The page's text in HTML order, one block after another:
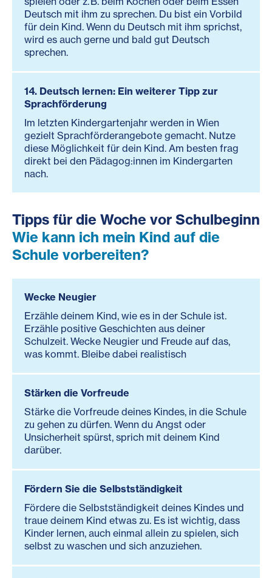
Deutsch mit ihm zu sprechen. Du bist ein Vorbild
für dein Kind. Wenn du Deutsch mit ihm sprichst,
wird es auch gerne und bald gut Deutsch
sprechen.
14. Deutsch lernen: Ein weiterer Tipp zur
Sprachförderung
Im letzten Kindergartenjahr werden in Wien
gezielt Sprachförderangebote gemacht. Nutze
diese Möglichkeit für dein Kind. Am besten frag
direkt bei den Pädagog:innen im Kindergarten
nach.
Tipps für die Woche vor Schulbeginn
Wie kann ich mein Kind auf die
Schule vorbereiten?
Wecke Neugier
Erzähle deinem Kind, wie es in der Schule ist.
Erzähle positive Geschichten aus deiner
Schulzeit. Wecke Neugier und Freude auf das,
was kommt. Bleibe dabei realistisch
Stärken die Vorfreude
Stärke die Vorfreude deines Kindes, in die Schule
zu gehen zu dürfen. Wenn du Angst oder
Unsicherheit spürst, sprich mit deinem Kind
darüber.
Fördern Sie die Selbstständigkeit
Fördere die Selbstständigkeit deines Kindes und
traue deinem Kind etwas zu. Es ist wichtig, dass
Kinder lernen, auch einmal allein zu spielen, sich
selbst zu waschen und sich anzuziehen.